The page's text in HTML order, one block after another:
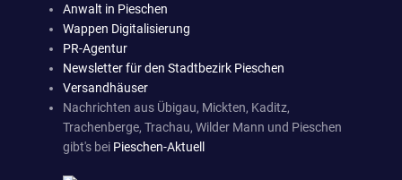
Anwalt in Pieschen
Wappen Digitalisierung
PR-Agentur
Newsletter für den Stadtbezirk Pieschen
Versandhäuser
Nachrichten aus Übigau, Mickten, Kaditz,
Trachenberge, Trachau, Wilder Mann und Pieschen
gibt's bei Pieschen-Aktuell